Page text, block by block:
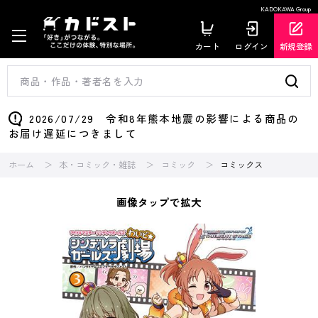
KADOKAWA Group
カート ログイン 新規登録
2026/07/29 令和8年熊本地震の影響による商品の
お届け遅延につきまして
ホーム 本・コミック・雑誌 コミック コミックス
画像タップで拡大